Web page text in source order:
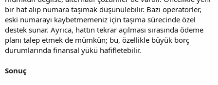
bir hat alıp numara taşımak düşünülebilir. Bazı operatörler,
eski numarayı kaybetmemeniz için taşıma sürecinde özel
destek sunar. Ayrıca, hattın tekrar açılması sırasında ödeme
planı talep etmek de mümkün; bu, özellikle büyük borç
durumlarında finansal yükü hafifletebilir.
Sonuç